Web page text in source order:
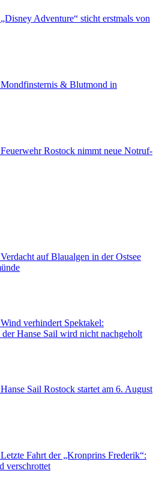
„Disney Adventure“ sticht erstmals von
Mondfinsternis & Blutmond in
Feuerwehr Rostock nimmt neue Notruf-
Verdacht auf Blaualgen in der Ostsee
Wind verhindert Spektakel:
Hanse Sail wird nicht nachgeholt
Hanse Sail Rostock startet am 6. August
Letzte Fahrt der „Kronprins Frederik“:
verschrottet